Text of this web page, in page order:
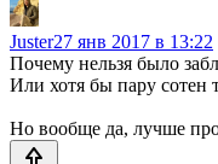
Juster27 янв 2017 в 13:22
Почему нельзя было
Или хотя бы пару сотен
Но вообще да, лучше